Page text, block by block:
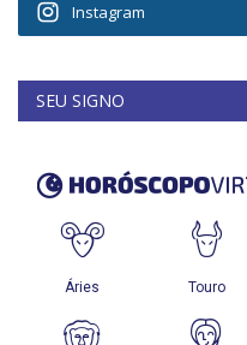
Instagram
SEU SIGNO